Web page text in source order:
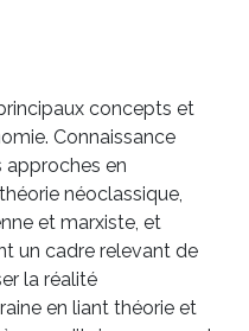
concepts et
Connaissance
en
néoclassique,
et marxiste, et
un cadre relevant de
la réalité
en liant théorie et